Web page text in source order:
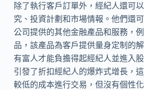
除了執行客戶訂單外，經紀人還可
究、投資計劃和市場情報。他們還
公司提供的其他金融產品和服務，
品，該產品為客戶提供量身定制的
有富人才能負擔得起經紀人並進入
引發了折扣經紀人的爆炸式增長，
較低的成本進行交易，但沒有個性